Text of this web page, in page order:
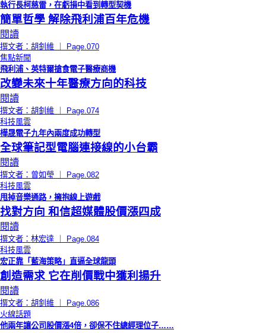
執行長柯慈雷，在虧損中看到轉型契機
簡單哲學 解除飛利浦百年危機
閱讀
撰文者：胡釗維 ｜ Page.070
焦點新聞
飛利浦、英特爾搶食電子醫療商機
改變未來十年醫療方向的科技
閱讀
撰文者：胡釗維 ｜ Page.074
科技風雲
樺晟電子九年內兩度成功轉型
全球筆記型電腦連接線的小台霸
閱讀
撰文者：曾如瑩 ｜ Page.082
科技風雲
甩掉音樂通路，擁抱線上遊戲
找對方向 和信超媒體股價漲四成
閱讀
撰文者：林宏達 ｜ Page.084
科技風雲
宏正靠「藍海策略」直逼全球龍頭
創造需求 它在削價戰中獲利揚升
閱讀
撰文者：胡釗維 ｜ Page.086
火線話題
他兩年讓公司股價漲4倍，卻保不住總經理位子……